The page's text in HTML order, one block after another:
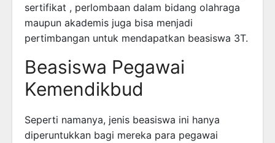
sertifikat , perlombaan dalam bidang olahraga
maupun akademis juga bisa menjadi
pertimbangan untuk mendapatkan beasiswa 3T.
Beasiswa Pegawai
Kemendikbud
Seperti namanya, jenis beasiswa ini hanya
diperuntukkan bagi mereka para pegawai